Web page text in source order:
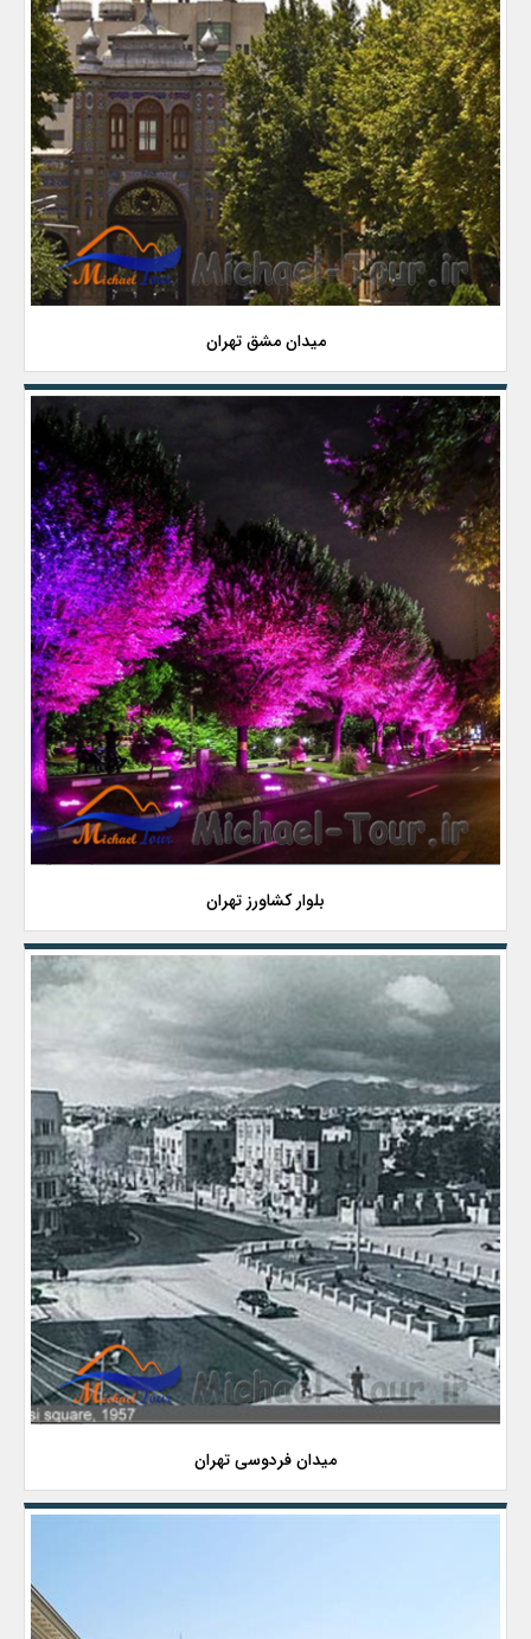
میدان مشق تهران
بلوار کشاورز تهران
میدان فردوسی تهران